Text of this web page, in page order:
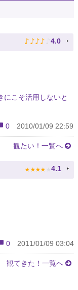
♪ ♪ ♪ ♪ ♪ 4.0
にこそ活用しないと
0 2010/01/09 22:59
観たい！一覧へ
★ ★ ★ ★ ★ 4.1
0 2011/01/09 03:04
観てきた！一覧へ